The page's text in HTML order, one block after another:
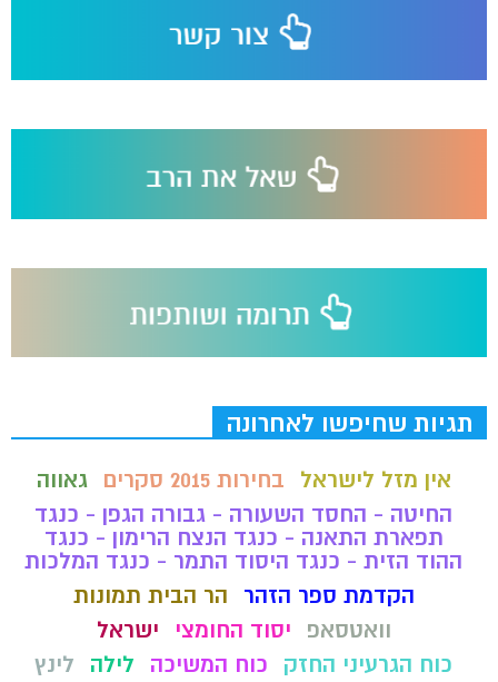
תגיות שחיפשו לאחרונה
אין מזל לישראל בחירות 2015 סקרים
גאווה
החיטה - החסד השעורה - גבורה הגפן - כנגד
תפארת התאנה - כנגד הנצח הרימון - כנגד
ההוד הזית - כנגד היסוד התמר - כנגד המלכות
הקדמת ספר הזהר
הר הבית תמונות
וואטסאפ
יסוד החומצי
ישראל
כוח הגרעיני החזק
כוח המשיכה לילה
לינץ